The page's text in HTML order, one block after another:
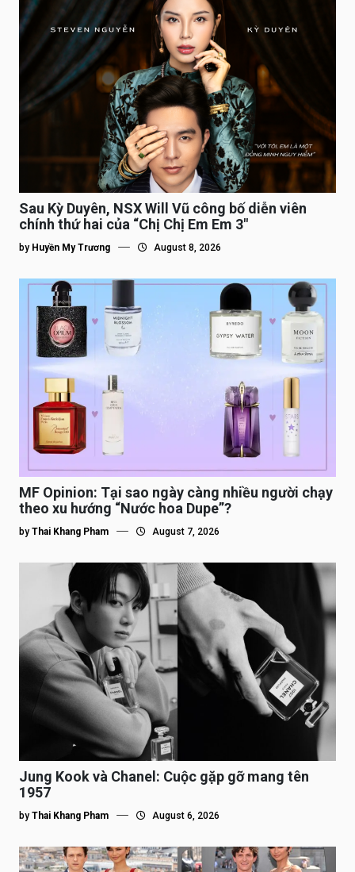
Sau Kỳ Duyên, NSX Will Vũ công bố diễn viên
chính thứ hai của “Chị Chị Em Em 3″
by Huyền My Trương August 8, 2026
MF Opinion: Tại sao ngày càng nhiều người chạy
theo xu hướng “Nước hoa Dupe”?
by Thai Khang Pham August 7, 2026
Jung Kook và Chanel: Cuộc gặp gỡ mang tên
1957
by Thai Khang Pham August 6, 2026